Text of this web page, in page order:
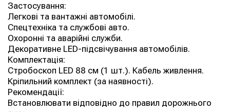
Застосування:
Легкові та вантажні автомобілі.
Спецтехніка та службові авто.
Охоронні та аварійні служби.
Декоративне LED-підсвічування автомобілів.
Комплектація:
Стробоскоп LED 88 см (1 шт.). Кабель живлення.
Кріпильний комплект (за наявності).
Рекомендації:
Встановлювати відповідно до правил дорожнього